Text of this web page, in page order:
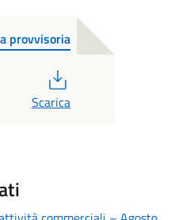
provvisoria
Scarica